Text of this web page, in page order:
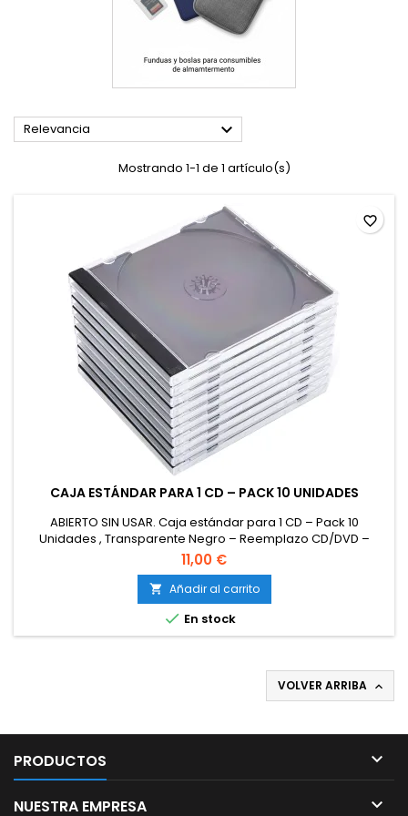
Relevancia 
Mostrando 1-1 de 1 artículo(s)
CAJA ESTÁNDAR PARA 1 CD – PACK 10 UNIDADES
ABIERTO SIN USAR. Caja estándar para 1 CD – Pack 10
Unidades , Transparente Negro – Reemplazo CD/DVD –
Estuche rígido Universal
11,00 €
 Añadir al carrito
 En stock
favorite_border
VOLVER ARRIBA 
PRODUCTOS 
NUESTRA EMPRESA 